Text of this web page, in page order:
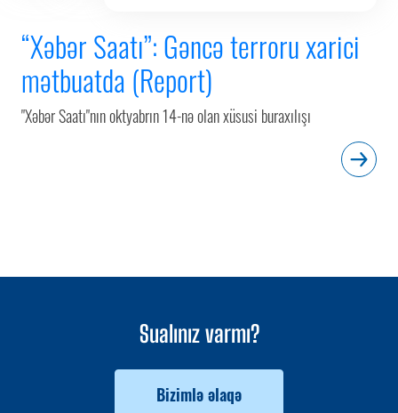
“Xəbər Saatı”: Gəncə terroru xarici
mətbuatda (Report)
"Xəbər Saatı"nın oktyabrın 14-nə olan xüsusi buraxılışı
Sualınız varmı?
Bizimlə əlaqə